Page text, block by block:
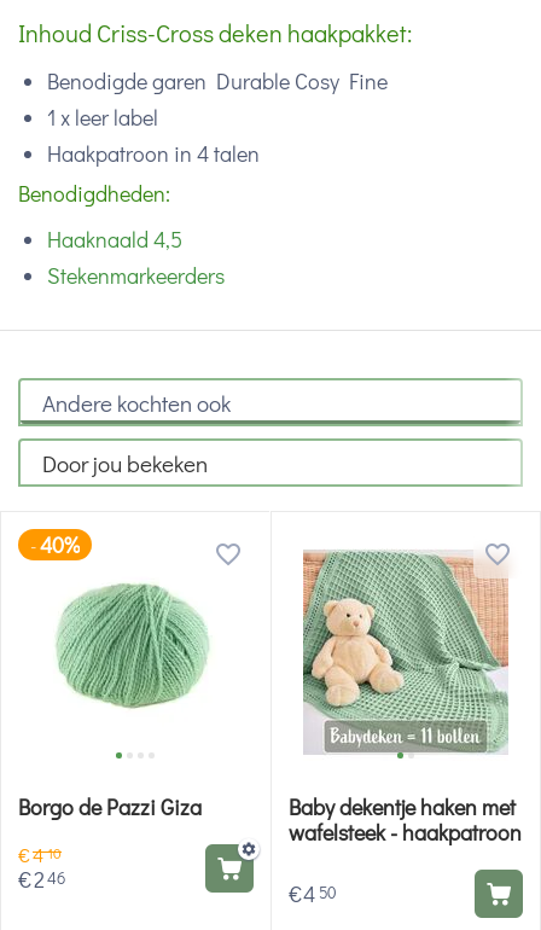
Inhoud Criss-Cross deken haakpakket:
Benodigde garen Durable Cosy Fine
1 x leer label
Haakpatroon in 4 talen
Benodigdheden:
Haaknaald 4,5
Stekenmarkeerders
Andere kochten ook
Door jou bekeken
-40%
Borgo de Pazzi Giza
€410
€246
Baby dekentje haken met
wafelsteek - haakpatroon
€4 50